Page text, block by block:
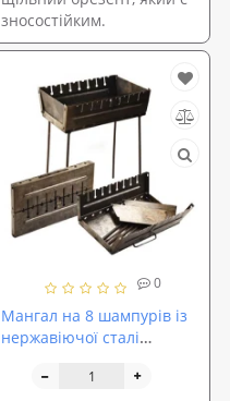
зносостійким.
0
Мангал на 8 шампурів із
нержавіючої сталі